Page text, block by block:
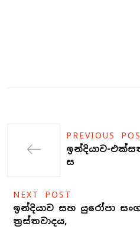
PREVIOUS
ඉන්දියාව-
ස
NEXT POST
ඉන්දියාව සහ යුරෝපා
ත්‍රස්තවාදය,